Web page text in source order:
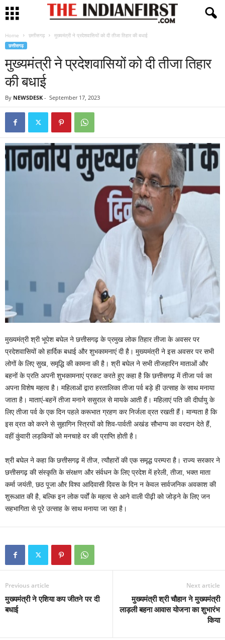
Home छत्तीसगढ़ मुख्यमंत्री ने प्रदेशवासियों को दी तीजा तिहार की बधाई
छत्तीसगढ़
मुख्यमंत्री ने प्रदेशवासियों को दी तीजा तिहार
की बधाई
By NEWSDESK - September 17, 2023
मुख्यमंत्री श्री भूपेश बघेल ने छत्तीसगढ़ के प्रमुख लोक तिहार तीजा के अवसर पर
प्रदेशवासियों को हार्दिक बधाई और शुभकामनाएं दी है। मुख्यमंत्री ने इस अवसर पर सभी
लोगों के लिए सुख, समृद्धि की कामना की है। श्री बघेल ने सभी तीजहारिन माताओं और
बहनों के प्रति अपनी शुभकामनाएं प्रकट करते हुए कहा है कि छत्तीसगढ़ में तीजा पर्व का
अपना विशेष महत्व है। महिलाओं द्वारा हरतालिका तीजा पर्व बड़े ही उत्साह के साथ मनाया
जाता है। माताएं-बहनें तीजा मनाने ससुराल से मायके आती हैं। महिलाएं पति की दीर्घायु के
लिए तीजा पर्व के एक दिन पहले करूभात ग्रहण कर निर्जला व्रत रखती हैं। मान्यता है कि
इस व्रत को करने से सुहागिन स्त्रियों को शिव-पार्वती अखंड सौभाग्य का वरदान देते हैं,
वहीं कुंवारी लड़कियों को मनचाहे वर की प्राप्ति होती है।
श्री बघेल ने कहा कि छत्तीसगढ़ में तीज, त्यौहारों की एक समृद्ध परम्परा है। राज्य सरकार ने
छत्तीसगढ़ की संस्कृति के संरक्षण और संर्वधन के लिए प्रदेश में हरेली, तीजा, भक्त माता
कर्मा जयंती, छठ पूजा और विश्व आदिवासी दिवस के दिन न केवल सार्वजनिक अवकाश की
शुरूआत की है, बल्कि इन लोक पर्वों के महत्व से आने वाली पीढ़ी को जोड़ने के लिए जन
सहभागिता से पूरे उत्साह के साथ मनाया जा रहा है।
Previous article
मुख्यमंत्री ने एशिया कप जीतने पर दी
बधाई
Next article
मुख्यमंत्री श्री चौहान ने मुख्यमंत्री
लाड़ली बहना आवास योजना का शुभारंभ
किया